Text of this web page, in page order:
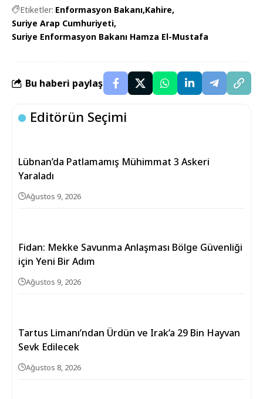
Etiketler: Enformasyon Bakanı Kahire
Suriye Arap Cumhuriyeti
Suriye Enformasyon Bakanı Hamza El-Mustafa
Bu haberi paylaş
Editörün Seçimi
Lübnan’da Patlamamış Mühimmat 3 Askeri
Yaraladı
Ağustos 9, 2026
Fidan: Mekke Savunma Anlaşması Bölge Güvenliği
için Yeni Bir Adım
Ağustos 9, 2026
Tartus Limanı’ndan Ürdün ve Irak’a 29 Bin Hayvan
Sevk Edilecek
Ağustos 8, 2026